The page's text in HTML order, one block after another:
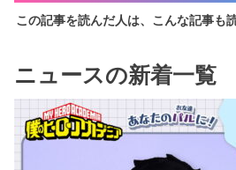
この記事を読んだ人は、こんな記事も
ニュースの新着一覧